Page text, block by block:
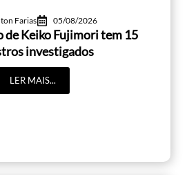
Farias 05/08/2026
de Keiko Fujimori tem 15
investigados
LER MAIS...